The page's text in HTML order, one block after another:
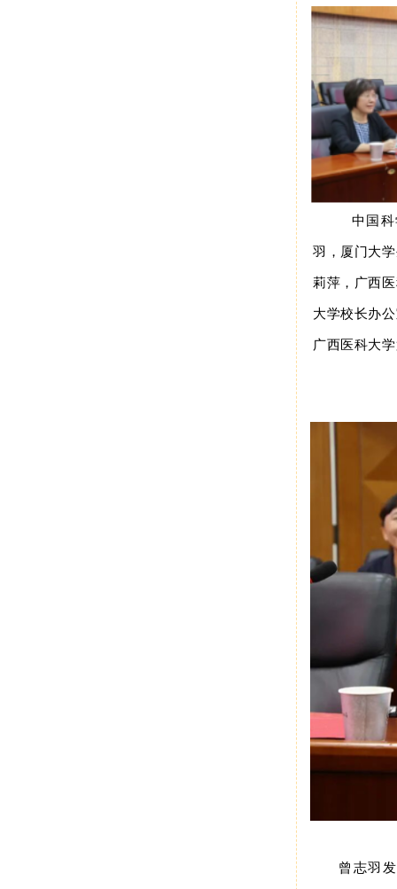
中国
羽，厦门大
莉萍，广西
大学校长办
广西医科大
曾志羽